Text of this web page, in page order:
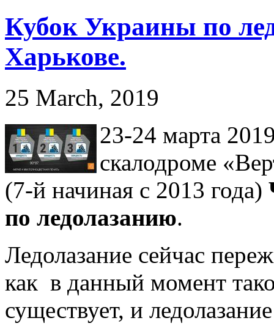
Кубок Украины по
Харькове.
25 March, 2019
23-24 марта
скалодроме
(7-й начиная с 2013 года)
по ледолазанию.
Ледолазание сейчас
как в данный момент
существует, и